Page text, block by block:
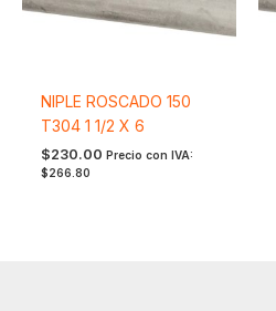
NIPLE ROSCADO 150
T304 1 1/2 X 6
$230.00 Precio con IVA:
$266.80